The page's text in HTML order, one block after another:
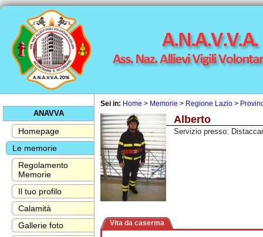
ANAVVA
Homepage
Le memorie
Regolamento
Memorie
Il tuo profilo
Calamità
Gallerie foto
Sei in: Home > Memorie > Regione Lazio >
Alberto
Servizio presso:
Vita da caserma